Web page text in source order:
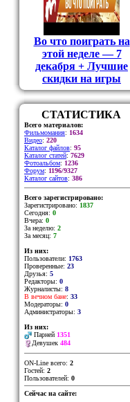
Во что поиграть на
этой неделе — 7
декабря + Лучшие
скидки на игры
СТАТИСТИКА
Всего материалов:
Фильмомания: 1634
Видео: 220
Каталог файлов: 95
Каталог статей: 7629
Фотоальбом: 1236
Форум: 1196/9327
Каталог сайтов: 386
Всего зарегистрировано:
Зарегистрировано: 1837
Сегодня: 0
Вчера: 0
За неделю: 2
За месяц: 7
Из них:
Пользователи: 1763
Проверенные: 23
Друзья: 5
Редакторы: 0
Журналисты: 8
В вечном бане: 33
Модераторы: 0
Администраторы: 3
Из них:
Парней 1351
Девушек 484
ON-Line всего: 2
Гостей: 2
Пользователей: 0
Сейчас на сайте: